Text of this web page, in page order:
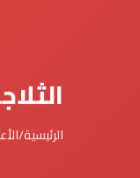
الرئيسية/